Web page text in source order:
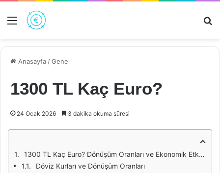
Menü
Anasayfa /Genel
1300 TL Kaç Euro?
24 Ocak 2026 3 dakika okuma süresi
1300 TL Kaç Euro? Dönüşüm Oranları ve Ekonomik Etkiler
Döviz Kurları ve Dönüşüm Oranları